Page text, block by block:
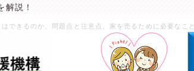
説！
できるのか、問題点と注意点、家を売るために必要なこと